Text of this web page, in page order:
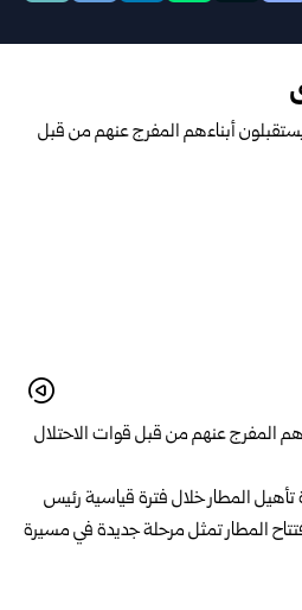
المفرج عنهم من قبل قوات الاحتلال